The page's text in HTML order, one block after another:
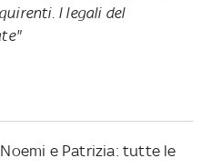
I legali del
e Patrizia: tutte le